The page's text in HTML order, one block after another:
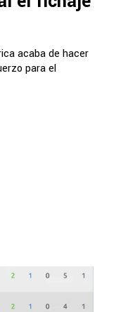
acaba de hacer
para el